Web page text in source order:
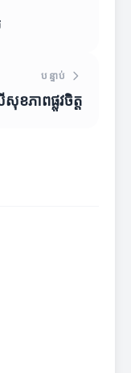
បន្ទាប់
ខភាពផ្លូវចិត្ត